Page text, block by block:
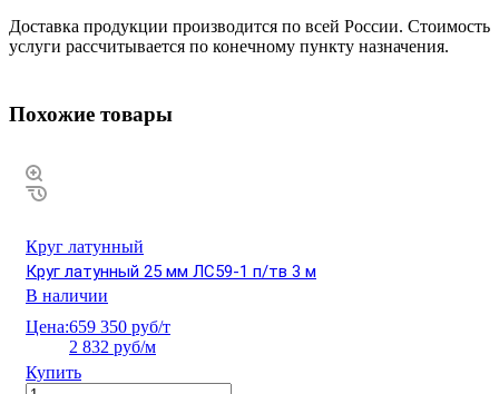
Доставка продукции производится по всей России. Стоимость
услуги рассчитывается по конечному пункту назначения.
Похожие товары
Круг латунный
Круг латунный 25 мм ЛС59-1 п/тв 3 м
В наличии
Цена:659 350 руб/т
2 832 руб/м
Купить